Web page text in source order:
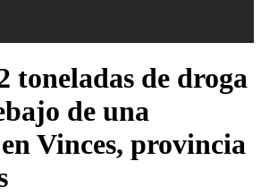
toneladas de droga
de una
Vinces, provincia